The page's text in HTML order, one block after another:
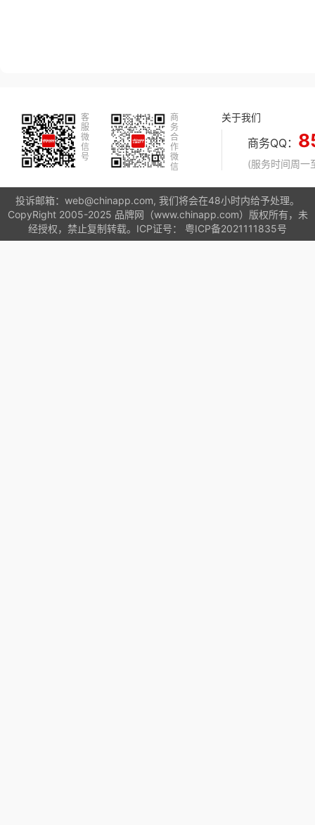
客
服
微
信
号
商
务
合
作
微
信
关于我们
商务QQ：
(服务时间周
投诉邮箱：web@chinapp.com, 我们将会在48小时内给予处理。
CopyRight 2005-2025 品牌网（www.chinapp.com）版权所有，未
经授权，禁止复制转载。ICP证号： 粤ICP备2021111835号